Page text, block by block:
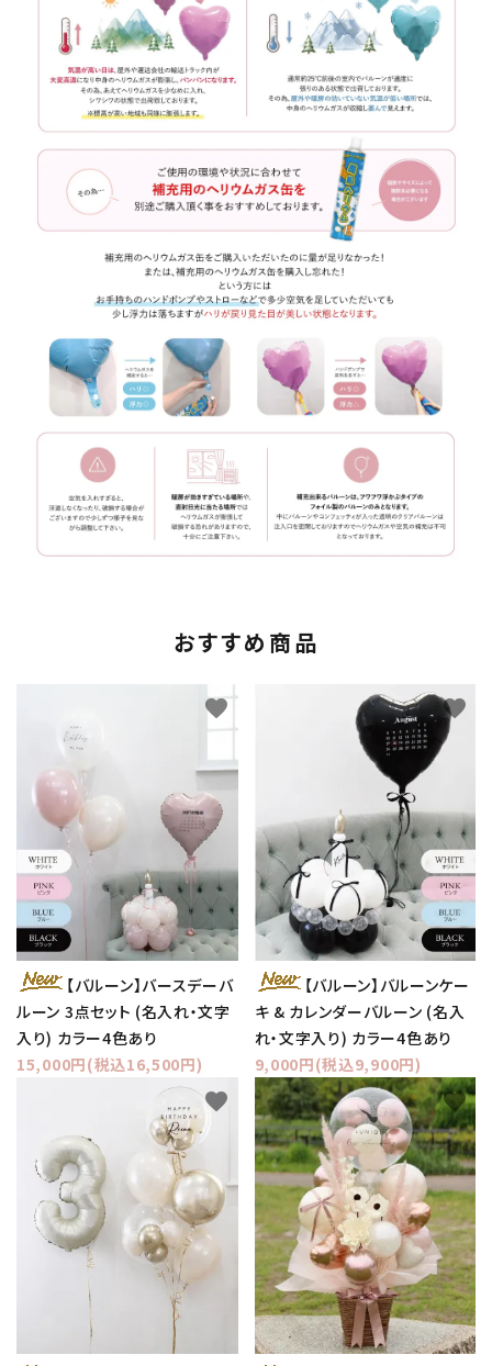
おすすめ商品
【バルーン】バースデーバ
ルーン 3点セット (名入れ・文字
入り) カラー4色あり
15,000円(税込16,500円)
favorite
【バルーン】バルーンケー
キ & カレンダーバルーン (名入
れ・文字入り) カラー4色あり
9,000円(税込9,900円)
favorite
favorite favorite